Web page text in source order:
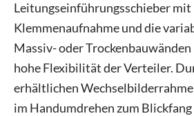
Leitungseinführungsschieber
Klemmenaufnahme und die
Massiv- oder
hohe Flexibilität der Verteiler.
erhältlichen
im Handumdrehen zum